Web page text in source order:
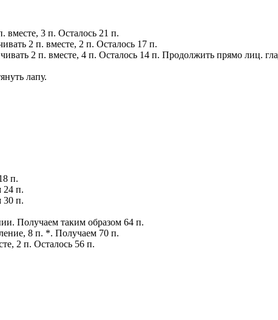
вместе, 3 п. Осталось 21 п.
2 п. вместе, 2 п. Осталось 17 п.
2 п. вместе, 4 п. Осталось 14 п. Продолжить прямо лиц.
лапу.
п.
24 п.
30 п.
Получаем таким образом 64 п.
8 п. *. Получаем 70 п.
2 п. Осталось 56 п.